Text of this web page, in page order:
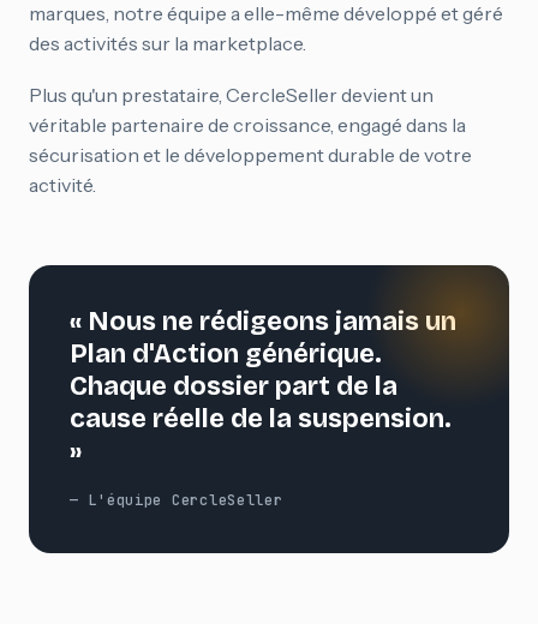
marques, notre équipe a elle-même développé et géré
des activités sur la marketplace.
Plus qu'un prestataire, CercleSeller devient un
véritable partenaire de croissance, engagé dans la
sécurisation et le développement durable de votre
activité.
« Nous ne rédigeons jamais un
Plan d'Action générique.
Chaque dossier part de la
cause réelle de la suspension.
»
— L'équipe CercleSeller